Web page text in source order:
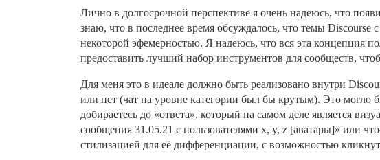
Лично в долгосрочной перспективе я очень надеюсь, что
знаю, что в последнее время обсуждалось, что темы
некоторой эфемерностью. Я надеюсь, что вся эта концепция
предоставить лучший набор инструментов для сообществ,
Для меня это в идеале должно быть реализовано внутри
или нет (чат на уровне категории был бы крутым). Это могло
добираетесь до «ответа», который на самом деле является
сообщения 31.05.21 с пользователями x, y, z [аватары]» или
стилизацией для её дифференциации, с возможностью